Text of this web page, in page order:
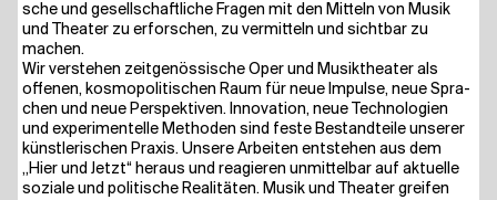
sche und gesell­schaft­li­che Fra­gen mit den Mit­teln von Musik
und Thea­ter zu erfor­schen, zu ver­mit­teln und sicht­bar zu
machen.
Wir ver­ste­hen zeit­ge­nös­si­sche Oper und Musik­thea­ter als
offe­nen, kos­mo­po­li­ti­schen Raum für neue Impul­se, neue Spra­
chen und neue Per­spek­ti­ven. Inno­va­ti­on, neue Tech­no­lo­gien
und expe­ri­men­tel­le Metho­den sind fes­te Bestand­tei­le unse­rer
künst­le­ri­schen Pra­xis. Unse­re Arbei­ten ent­ste­hen aus dem
„Hier und Jetzt“ her­aus und reagie­ren unmit­tel­bar auf aktu­el­le
sozia­le und poli­ti­sche Rea­li­tä­ten. Musik und Thea­ter grei­fen